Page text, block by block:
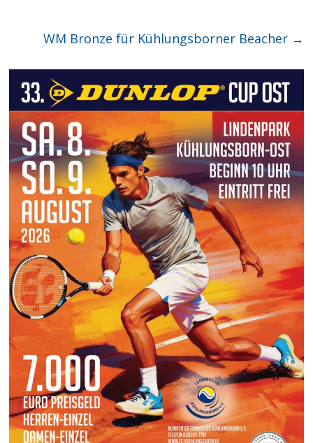
WM Bronze für Kühlungsborner Beacher →